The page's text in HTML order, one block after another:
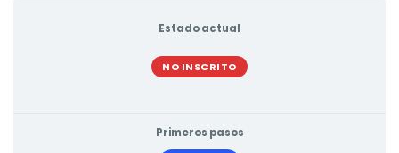
Estado actual
NO INSCRITO
Primeros pasos